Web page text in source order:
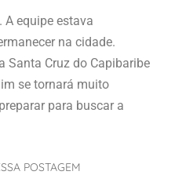
A equipe estava
na cidade.
Santa Cruz do Capibaribe
se tornará muito
para buscar a
POSTAGEM